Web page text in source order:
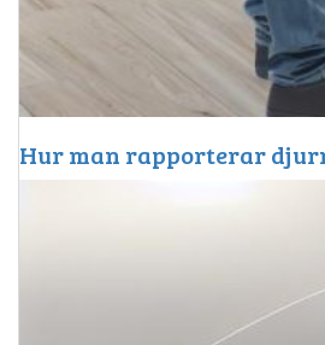
Hur man rapporterar